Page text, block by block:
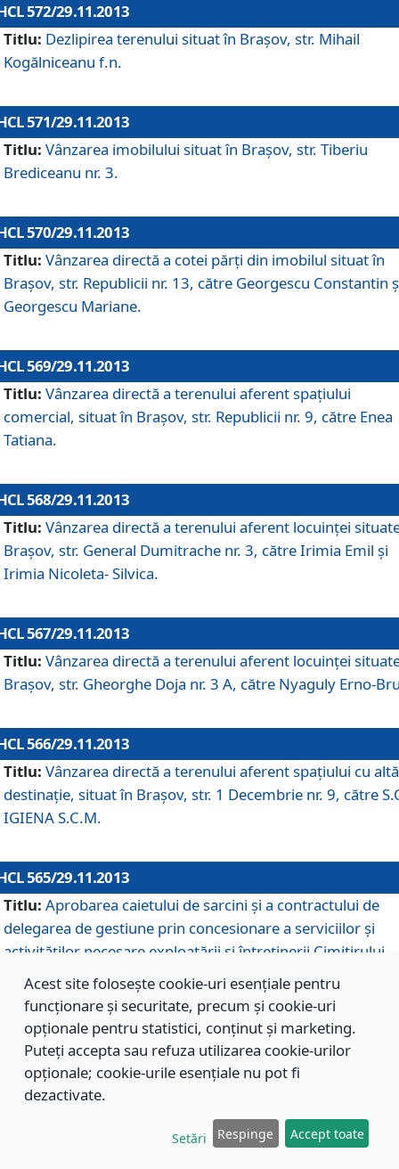
572/29.11.2013
Titlu: Dezlipirea terenului situat în Braşov, str. Mihail
Kogălniceanu f.n.
571/29.11.2013
Titlu: Vânzarea imobilului situat în Braşov, str. Tiberiu
Brediceanu nr. 3.
570/29.11.2013
Titlu: Vânzarea directă a cotei părţi din imobilul situat în
Braşov, str. Republicii nr. 13, către Georgescu Constantin
Georgescu Mariane.
569/29.11.2013
Titlu: Vânzarea directă a terenului aferent spaţiului
comercial, situat în Braşov, str. Republicii nr. 9, către Enea
Tatiana.
568/29.11.2013
Titlu: Vânzarea directă a terenului aferent locuinţei
Braşov, str. General Dumitrache nr. 3, către Irimia Emil şi
Irimia Nicoleta- Silvica.
567/29.11.2013
Titlu: Vânzarea directă a terenului aferent locuinţei
Braşov, str. Gheorghe Doja nr. 3 A, către Nyaguly Erno-
566/29.11.2013
Titlu: Vânzarea directă a terenului aferent spaţiului cu altă
destinaţie, situat în Braşov, str. 1 Decembrie nr. 9, către
IGIENA S.C.M.
565/29.11.2013
Titlu: Aprobarea caietului de sarcini şi a contractului de
delegarea de gestiune prin concesionare a serviciilor şi
activităţilor necesare exploatării şi întreţinerii Cimitirului
Municipal Braşov situat în str. Dimitrie Anghel nr. 19.
564/29.11.2013
Titlu: Completarea şi modificarea H.C.L. nr. 446/2013,
care s-a aprobat studiul de fundamentare pentru
Acest site folosește cookie-uri esențiale pentru
funcționare și securitate, precum și cookie-uri
opționale pentru statistici, conținut și marketing.
Puteți accepta sau refuza utilizarea cookie-urilor
opționale; cookie-urile esențiale nu pot fi
dezactivate.
Setări Respinge Accept toate